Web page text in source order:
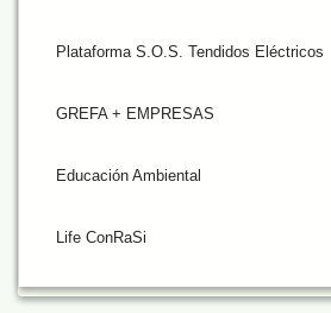
Plataforma S.O.S. Tendidos Eléctricos
GREFA + EMPRESAS
Educación Ambiental
Life ConRaSi